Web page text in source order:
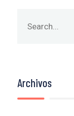
Archivos